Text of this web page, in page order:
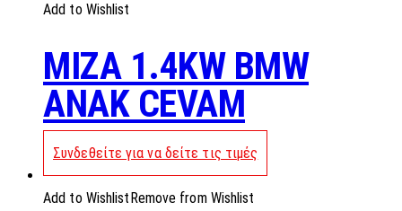
Add to Wishlist
MIZA 1.4KW BMW
ANAK CEVAM
Συνδεθείτε για να δείτε τις τιμές
Add to Wishlist Remove from Wishlist